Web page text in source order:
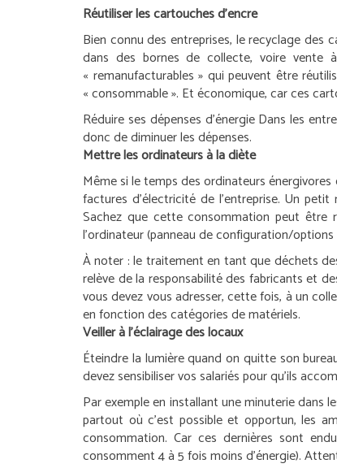
Réutiliser les cartouches d’encre
Bien connu des entreprises, le recyclage des
dans des bornes de collecte, voire vente
« remanufacturables » qui peuvent être
« consommable ». Et économique, car ces
Réduire ses dépenses d’énergie Dans les
donc de diminuer les dépenses.
Mettre les ordinateurs à la diète
Même si le temps des ordinateurs
factures d’électricité de l’entreprise. Un
Sachez que cette consommation peut
l’ordinateur (panneau de configuration/
À noter :le traitement en tant que déchets
relève de la responsabilité des fabricants et
vous devez vous adresser, cette fois, à un
en fonction des catégories de matériels.
Veiller à l’éclairage des locaux
Éteindre la lumière quand on quitte son
devez sensibiliser vos salariés pour qu’ils
Par exemple en installant une minuterie dans
partout où c’est possible et opportun, les
consommation. Car ces dernières sont
consomment 4 à 5 fois moins d’énergie).